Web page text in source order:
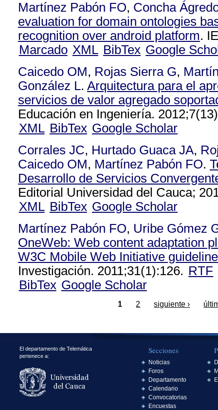
Martínez Pabón FO, Concha
evaluation for domain ontologies
recognition over android platform.
Marcado XML BibTex Google
Caicedo OM, Rojas Sierra G,
González L. Arquitectura para el
servicios de valor agregado
Educación en Ingeniería.
XML BibTex Google Scholar
Corrales JC, Hurtado Guaca JA,
Caicedo OM, Martínez Pabón FO.
Desarrollo de Servicios
Editorial Universidad del Cauca;
XML BibTex Google Scholar
Martínez Pabón FO, Uribe Gómez
OneWeb: Web content adaptation
W3C Mobile Web Initiative
Investigación. 2011;31(1):126. RTF
BibTex Google Scholar
1 2 siguiente ›
El departamento de Telemática
pertenece a:
Secciones
Noticias
Foros
Departamento
Calendario
Convocatorias
Encuestas